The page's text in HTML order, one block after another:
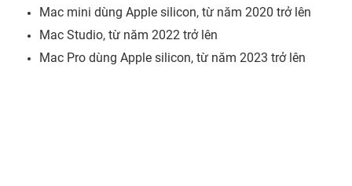
Mac mini dùng Apple silicon, từ năm 2020 trở lên
Mac Studio, từ năm 2022 trở lên
Mac Pro dùng Apple silicon, từ năm 2023 trở lên